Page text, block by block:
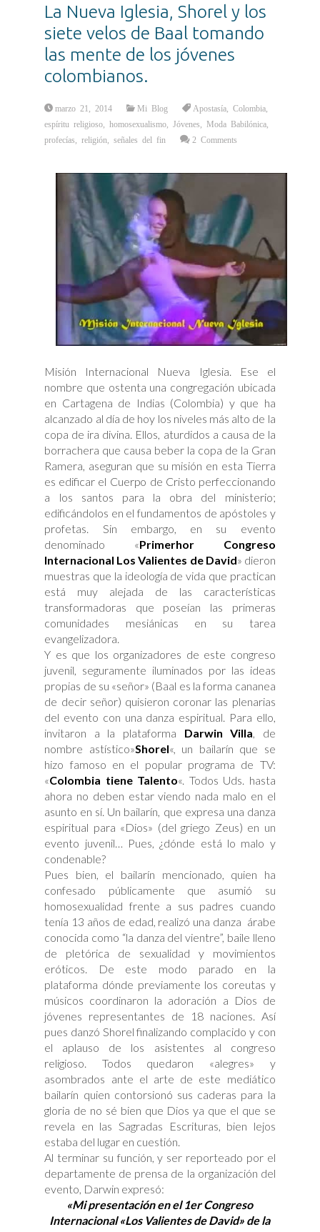
La Nueva Iglesia, Shorel y los
siete velos de Baal tomando
las mente de los jóvenes
colombianos.
marzo 21, 2014 Mi Blog Apostasía ,Colombia
espíritu religioso ,homosexualismo Jóvenes Moda Babilónica
profecías
,religión ,señales del fin 2 Comments
Misión Internacional Nueva Iglesia. Ese el
nombre que ostenta una congregación ubicada
en Cartagena de Indias (Colombia) y que ha
alcanzado al día de hoy los niveles más alto de la
copa de ira divina. Ellos, aturdidos a causa de la
borrachera que causa beber la copa de la Gran
Ramera, aseguran que su misión en esta Tierra
es edificar el Cuerpo de Cristo perfeccionando
a los santos para la obra del ministerio;
edificándolos en el fundamentos de apóstoles y
profetas. Sin embargo, en su evento
denominado «Primerhor Congreso
Internacional Los Valientes de David» dieron
muestras que la ideología de vida que practican
está muy alejada de las características
transformadoras que poseían las primeras
comunidades mesiánicas en su tarea
evangelizadora.
Y es que los organizadores de este congreso
juvenil, seguramente iluminados por las ideas
propias de su «señor» (Baal es la forma cananea
de decir señor) quisieron coronar las plenarias
del evento con una danza espiritual. Para ello,
invitaron a la plataforma Darwin Villa, de
nombre astístico»Shorel«, un bailarín que se
hizo famoso en el popular programa de TV:
«Colombia tiene Talento«. Todos Uds. hasta
ahora no deben estar viendo nada malo en el
asunto en sí. Un bailarín, que expresa una danza
espiritual para «Dios» (del griego Zeus) en un
evento juvenil… Pues, ¿dónde está lo malo y
condenable?
Pues bien, el bailarín mencionado, quien ha
confesado públicamente que asumió su
homosexualidad frente a sus padres cuando
tenía 13 años de edad, realizó una danza árabe
conocida como “la danza del vientre”, baile lleno
de pletórica de sexualidad y movimientos
eróticos. De este modo parado en la
plataforma dónde previamente los coreutas y
músicos coordinaron la adoración a Dios de
jóvenes representantes de 18 naciones. Así
pues danzó Shorel finalizando complacido y con
el aplauso de los asistentes al congreso
religioso. Todos quedaron «alegres» y
asombrados ante el arte de este mediático
bailarín quien contorsionó sus caderas para la
gloria de no sé bien que Dios ya que el que se
revela en las Sagradas Escrituras, bien lejos
estaba del lugar en cuestión.
Al terminar su función, y ser reporteado por el
departamente de prensa de la organización del
evento, Darwin expresó:
«Mi presentación en el 1er Congreso
Internacional «Los Valientes de David» de la